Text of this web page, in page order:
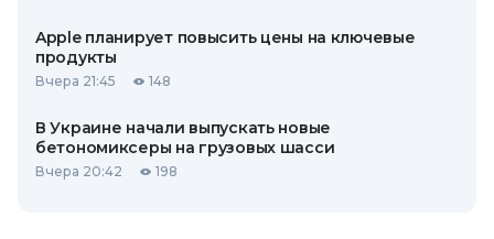
Apple планирует повысить цены на ключевые
продукты
Вчера 21:45 148
В Украине начали выпускать новые
бетономиксеры на грузовых шасси
Вчера 20:42 198